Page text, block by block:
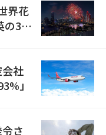
界花
3カ
社
」
さ